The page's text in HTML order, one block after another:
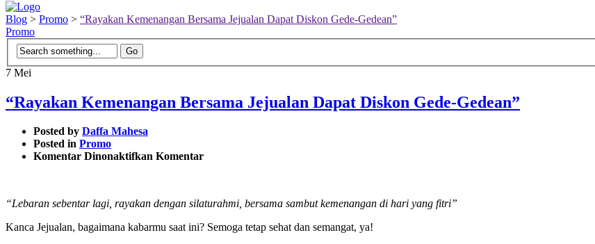
Blog > Promo > “Rayakan Kemenangan Bersama Jejualan Dapat Diskon Gede-Gedean”
Promo
7 Mei
“Rayakan Kemenangan Bersama Jejualan Dapat Diskon Gede-Gedean”
Posted by Daffa Mahesa
Posted in Promo
Komentar Dinonaktifkan pada
Jejualan
Diskon
Komentar
“Lebaran sebentar lagi, rayakan dengan silaturahmi, bersama sambut kemenangan di hari yang fitri”
Kanca Jejualan, bagaimana kabarmu saat ini? Semoga tetap sehat dan semangat, ya!